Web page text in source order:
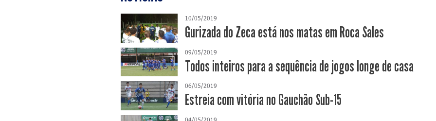
10/05/2019
Gurizada do Zeca está nos matas em Roca Sales
09/05/2019
Todos inteiros para a sequência de jogos longe de casa
06/05/2019
Estreia com vitória no Gauchão Sub-15
04/05/2019